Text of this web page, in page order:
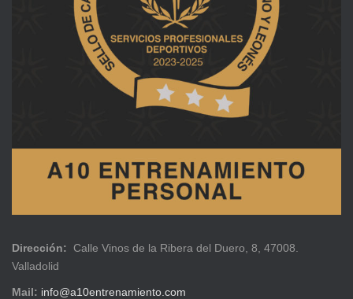
Dirección: Calle Vinos de la Ribera del Duero, 8, 47008.
Valladolid
Mail: info@a10entrenamiento.com